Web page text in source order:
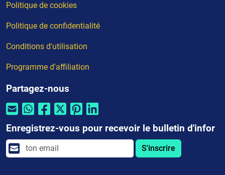
Politique de cookies
Politique de confidentialité
Conditions d'utilisation
Programme d'affiliation
Partagez-nous
Enregistrez-vous pour recevoir le bulletin d'infor
S'inscrire